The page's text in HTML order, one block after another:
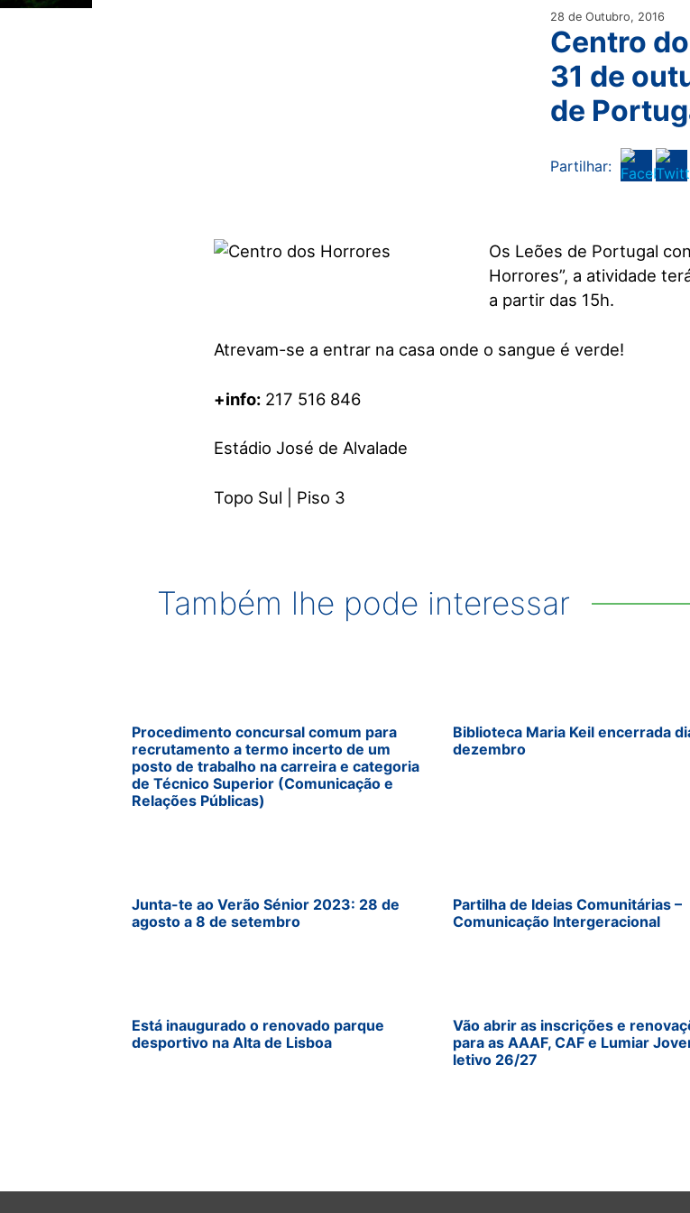
28 de Outubro, 2016
Centro
31 de
de
Partilhar:
Os Leões de Portugal
Horrores”, a atividade
a partir das 15h.
Atrevam-se a entrar na casa onde o sangue é verde!
+info: 217 516 846
Estádio José de Alvalade
Topo Sul | Piso 3
Também lhe pode interessar
Procedimento concursal comum para
recrutamento a termo incerto de um
posto de trabalho na carreira e categoria
de Técnico Superior (Comunicação e
Relações Públicas)
Biblioteca Maria Keil encerrada
dezembro
Junta-te ao Verão Sénior 2023: 28 de
agosto a 8 de setembro
Partilha de Ideias Comunitárias –
Comunicação Intergeracional
Está inaugurado o renovado parque
desportivo na Alta de Lisboa
Vão abrir as inscrições e
para as AAAF, CAF e Lumiar
letivo 26/27